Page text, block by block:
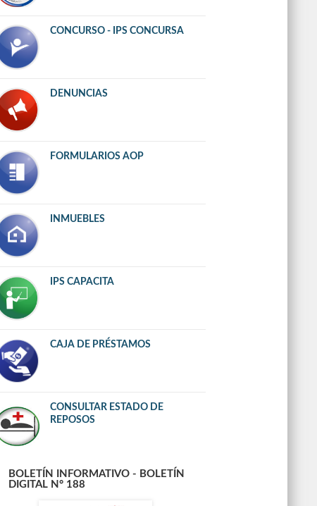
CONCURSO - IPS CONCURSA
DENUNCIAS
FORMULARIOS AOP
INMUEBLES
IPS CAPACITA
CAJA DE PRÉSTAMOS
CONSULTAR ESTADO DE
REPOSOS
BOLETÍN INFORMATIVO - BOLETÍN
DIGITAL N° 188